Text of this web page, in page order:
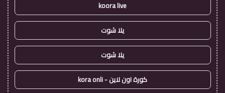
koora live
يلا شوت
يلا شوت
كورة اون لاين - kora onli